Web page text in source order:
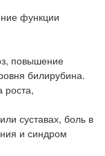
функции
повышение
билирубина.
роста,
суставах, боль в
и синдром